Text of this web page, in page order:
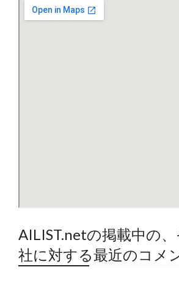
AILIST.netの掲載中の
社に対する最近のコメ